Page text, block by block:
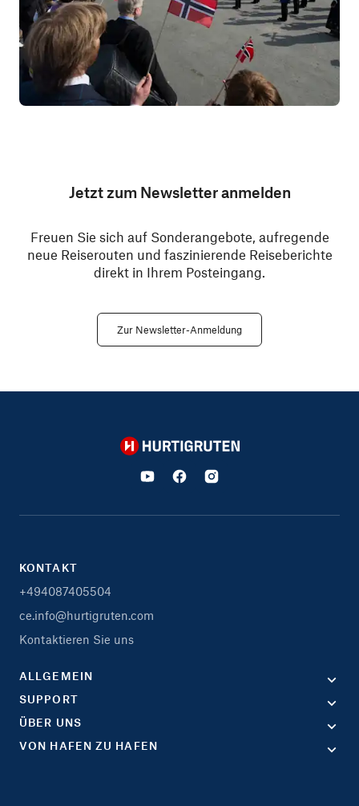
Jetzt zum Newsletter anmelden
Freuen Sie sich auf Sonderangebote, aufregende
neue Reiserouten und faszinierende Reiseberichte
direkt in Ihrem Posteingang.
Zur Newsletter-Anmeldung
Hurtigruten
KONTAKT
+494087405504
ce.info@hurtigruten.com
Kontaktieren Sie uns
ALLGEMEIN
SUPPORT
ÜBER UNS
VON HAFEN ZU HAFEN